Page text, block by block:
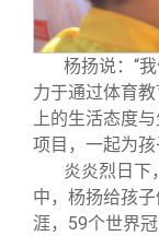
杨扬说：“
力于通过体育
上的生活态度
项目，一起为
炎炎烈日下
中，杨扬给孩
涯，59个世界